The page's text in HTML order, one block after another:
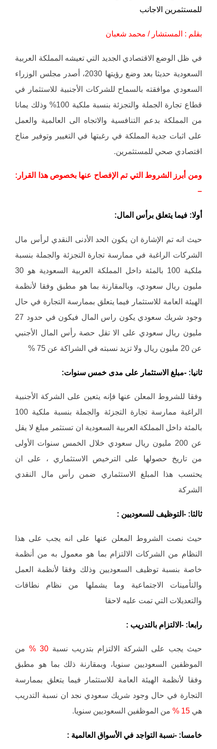
للمستثمرين الاجانب
بقلم : المستشار / محمد شعبان
في ظل الوضع الاقتصادي الجديد التي تعيشه المملكة العربية
السعودية حديثا بعد وضع رؤيتها 2030، أصدر مجلس الوزراء
السعودي موافقته بالسماح للشركات الأجنبية للاستثمار في
قطاع تجارة الجملة والتجزئة بنسبة ملكية 100% وذلك يمانا
من المملكة بدعم التنافسية والاتجاه الى العالمية والعمل
على اثبات جدية المملكة في رغبتها في التغيير وتوفير مناخ
اقتصادي صحي للمستثمرين.
ومن أبرز الشروط التي تم الإفصاح عنها بخصوص هذا القرار:
–
أولا: فيما يتعلق برأس المال:
حيث انه تم الإشارة ان يكون الحد الأدنى النقدي لرأس مال
الشركات الراغبة في ممارسة تجارة التجزئة والجملة بنسبة
ملكية 100 بالمئة داخل المملكة العربية السعودية هو 30
مليون ريال سعودي، وبالمقارنة بما هو مطبق وفقا لأنظمة
الهيئة العامة للاستثمار فيما يتعلق بممارسة التجارة في حال
وجود شريك سعودي يكون راس المال فيكون في حدود 27
مليون ريال سعودي على الا تقل حصة رأس المال الأجنبي
عن 20 مليون ريال ولا تزيد نسبته في الشراكة عن 75 %
ثانيا: -مبلغ الاستثمار على مدى خمس سنوات:
وفقا للشروط المعلن عنها فإنه يتعين على الشركة الأجنبية
الراغبة ممارسة تجارة التجزئة والجملة بنسبة ملكية 100
بالمئة داخل المملكة العربية السعودية ان تستثمر مبلغ لا يقل
عن 200 مليون ريال سعودي خلال الخمس سنوات الأولى
من تاريخ حصولها على الترخيص الاستثماري ، على ان
يحتسب هذا المبلغ الاستثماري ضمن رأس مال النقدي
الشركة
ثالثا: -التوظيف للسعوديين :
حيث نصت الشروط المعلن عنها على انه يجب على هذا
النظام من الشركات الالتزام بما هو معمول به من أنظمة
خاصة بنسبة توظيف السعوديين وذلك وفقا لأنظمة العمل
والتأمينات الاجتماعية وما يشملها من نظام نطاقات
والتعديلات التي تمت عليه لاحقا
رابعا: -الالتزام بالتدريب :
حيث يجب على الشركة الالتزام بتدريب نسبة
من
الموظفين السعوديين سنويا، وبمقارنة ذلك بما هو مطبق
وفقا لأنظمة الهيئة العامة للاستثمار فيما يتعلق بممارسة
التجارة في حال وجود شريك سعودي نجد ان نسبة التدريب
هي15 % من الموظفين السعوديين سنويا.
خامسا: -نسبة التواجد في الأسواق العالمية :